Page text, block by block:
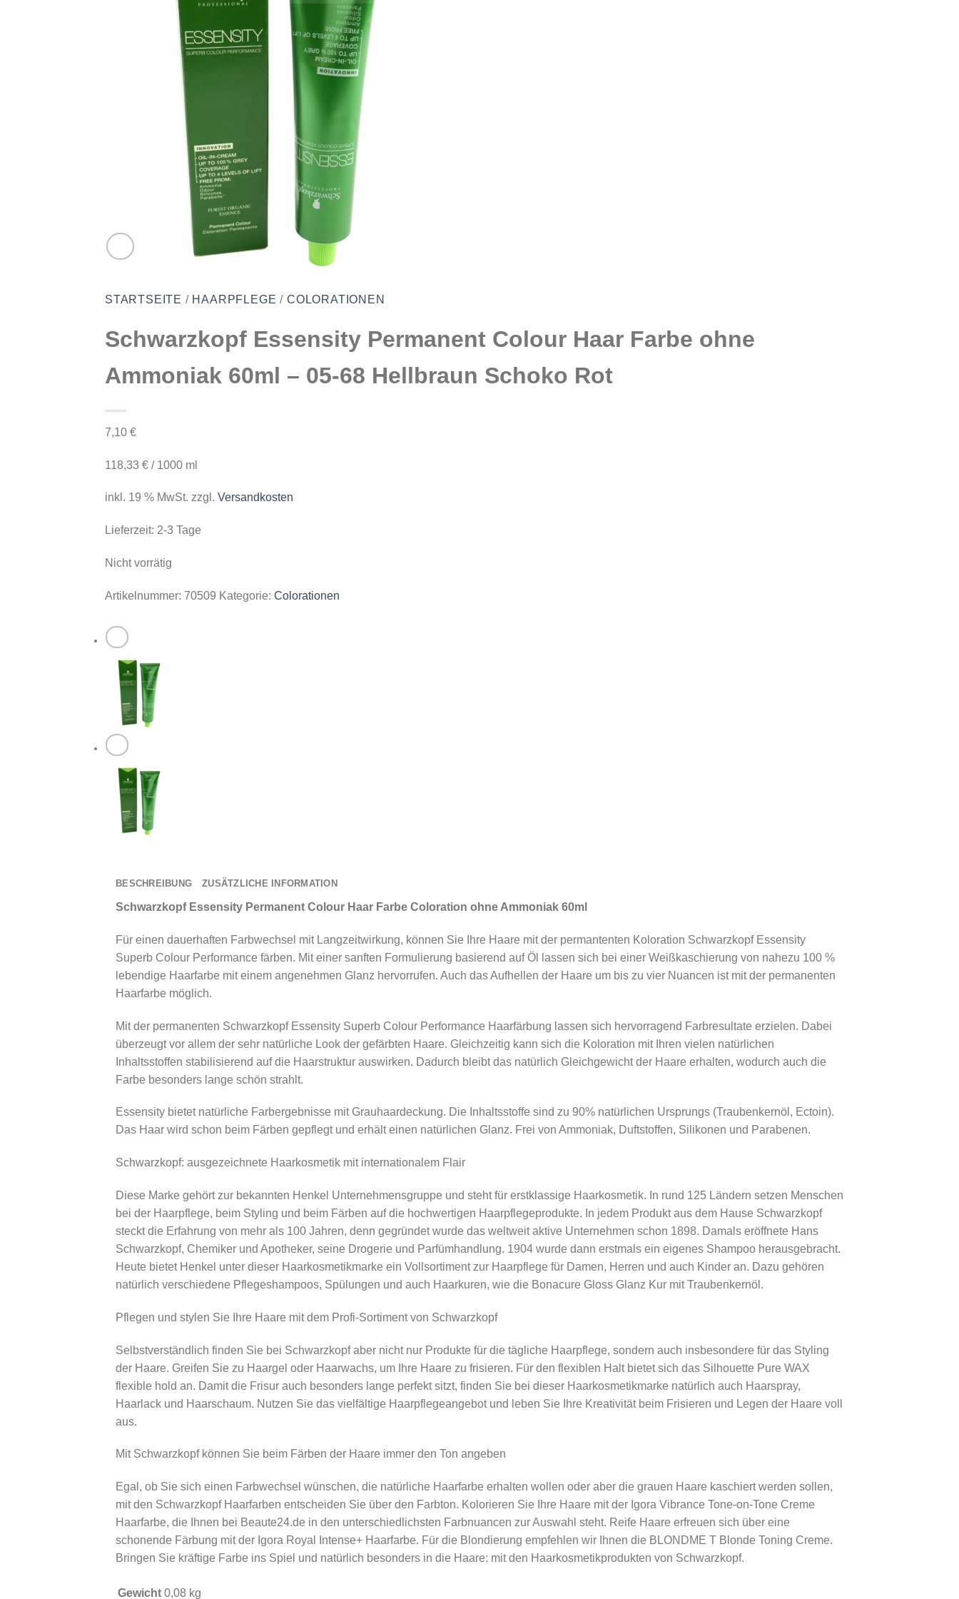
STARTSEITE / HAARPFLEGE / COLORATIONEN
Schwarzkopf Essensity Permanent Colour Haar Farbe ohne
Ammoniak 60ml – 05-68 Hellbraun Schoko Rot
7,10 €
118,33 € / 1000 ml
inkl. 19 % MwSt. zzgl. Versandkosten
Lieferzeit: 2-3 Tage
Nicht vorrätig
Artikelnummer: 70509 Kategorie: Colorationen
BESCHREIBUNG ZUSÄTZLICHE INFORMATION
Schwarzkopf Essensity Permanent Colour Haar Farbe Coloration ohne Ammoniak 60ml
Für einen dauerhaften Farbwechsel mit Langzeitwirkung, können Sie Ihre Haare mit der permantenten Koloration Schwarzkopf Essensity
Superb Colour Performance färben. Mit einer sanften Formulierung basierend auf Öl lassen sich bei einer Weißkaschierung von nahezu 100 %
lebendige Haarfarbe mit einem angenehmen Glanz hervorrufen. Auch das Aufhellen der Haare um bis zu vier Nuancen ist mit der permanenten
Haarfarbe möglich.
Mit der permanenten Schwarzkopf Essensity Superb Colour Performance Haarfärbung lassen sich hervorragend Farbresultate erzielen. Dabei
überzeugt vor allem der sehr natürliche Look der gefärbten Haare. Gleichzeitig kann sich die Koloration mit Ihren vielen natürlichen
Inhaltsstoffen stabilisierend auf die Haarstruktur auswirken. Dadurch bleibt das natürlich Gleichgewicht der Haare erhalten, wodurch auch die
Farbe besonders lange schön strahlt.
Essensity bietet natürliche Farbergebnisse mit Grauhaardeckung. Die Inhaltsstoffe sind zu 90% natürlichen Ursprungs (Traubenkernöl, Ectoin).
Das Haar wird schon beim Färben gepflegt und erhält einen natürlichen Glanz. Frei von Ammoniak, Duftstoffen, Silikonen und Parabenen.
Schwarzkopf: ausgezeichnete Haarkosmetik mit internationalem Flair
Diese Marke gehört zur bekannten Henkel Unternehmensgruppe und steht für erstklassige Haarkosmetik. In rund 125 Ländern setzen Menschen
bei der Haarpflege, beim Styling und beim Färben auf die hochwertigen Haarpflegeprodukte. In jedem Produkt aus dem Hause Schwarzkopf
steckt die Erfahrung von mehr als 100 Jahren, denn gegründet wurde das weltweit aktive Unternehmen schon 1898. Damals eröffnete Hans
Schwarzkopf, Chemiker und Apotheker, seine Drogerie und Parfümhandlung. 1904 wurde dann erstmals ein eigenes Shampoo herausgebracht.
Heute bietet Henkel unter dieser Haarkosmetikmarke ein Vollsortiment zur Haarpflege für Damen, Herren und auch Kinder an. Dazu gehören
natürlich verschiedene Pflegeshampoos, Spülungen und auch Haarkuren, wie die Bonacure Gloss Glanz Kur mit Traubenkernöl.
Pflegen und stylen Sie Ihre Haare mit dem Profi-Sortiment von Schwarzkopf
Selbstverständlich finden Sie bei Schwarzkopf aber nicht nur Produkte für die tägliche Haarpflege, sondern auch insbesondere für das Styling
der Haare. Greifen Sie zu Haargel oder Haarwachs, um Ihre Haare zu frisieren. Für den flexiblen Halt bietet sich das Silhouette Pure WAX
flexible hold an. Damit die Frisur auch besonders lange perfekt sitzt, finden Sie bei dieser Haarkosmetikmarke natürlich auch Haarspray,
Haarlack und Haarschaum. Nutzen Sie das vielfältige Haarpflegeangebot und leben Sie Ihre Kreativität beim Frisieren und Legen der Haare voll
aus.
Mit Schwarzkopf können Sie beim Färben der Haare immer den Ton angeben
Egal, ob Sie sich einen Farbwechsel wünschen, die natürliche Haarfarbe erhalten wollen oder aber die grauen Haare kaschiert werden sollen,
mit den Schwarzkopf Haarfarben entscheiden Sie über den Farbton. Kolorieren Sie Ihre Haare mit der Igora Vibrance Tone-on-Tone Creme
Haarfarbe, die Ihnen bei Beaute24.de in den unterschiedlichsten Farbnuancen zur Auswahl steht. Reife Haare erfreuen sich über eine
schonende Färbung mit der Igora Royal Intense+ Haarfarbe. Für die Blondierung empfehlen wir Ihnen die BLONDME T Blonde Toning Creme.
Bringen Sie kräftige Farbe ins Spiel und natürlich besonders in die Haare: mit den Haarkosmetikprodukten von Schwarzkopf.
Gewicht 0,08 kg